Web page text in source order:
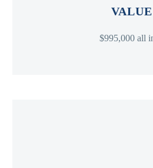
VALUE
$995,000 all